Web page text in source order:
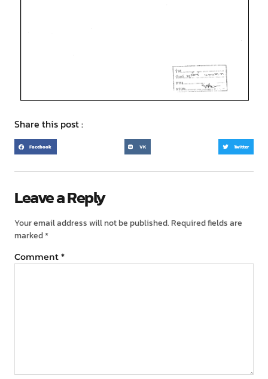
Share this post :
Facebook VK Twitter
Leave a Reply
Your email address will not be published. Required fields are
marked*
Comment *